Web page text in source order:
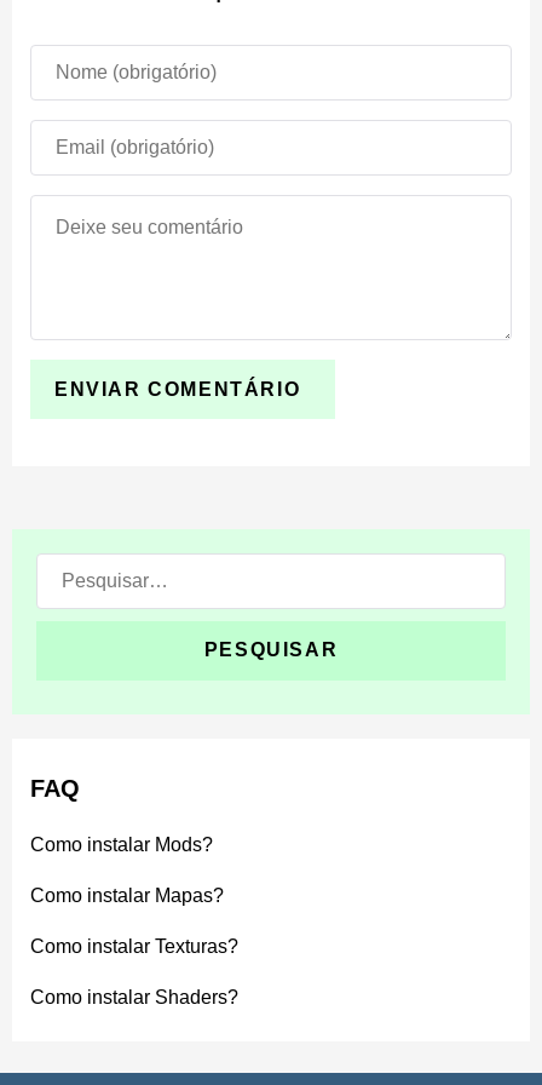
Encontre o arquivo mcworld baixado na pasta
Downloads. Toque no arquivo e o Minecraft Bedrock
Edition será aberto automaticamente. O jogo mostrará a
mensagem “Import Started”.
Depois que a importação terminar, abra o menu Jogar e
escolha o mundo recém-instalado.
Pesquisar:
FAQ
Como instalar Mods?
Como instalar Mapas?
Como instalar Texturas?
Como instalar Shaders?